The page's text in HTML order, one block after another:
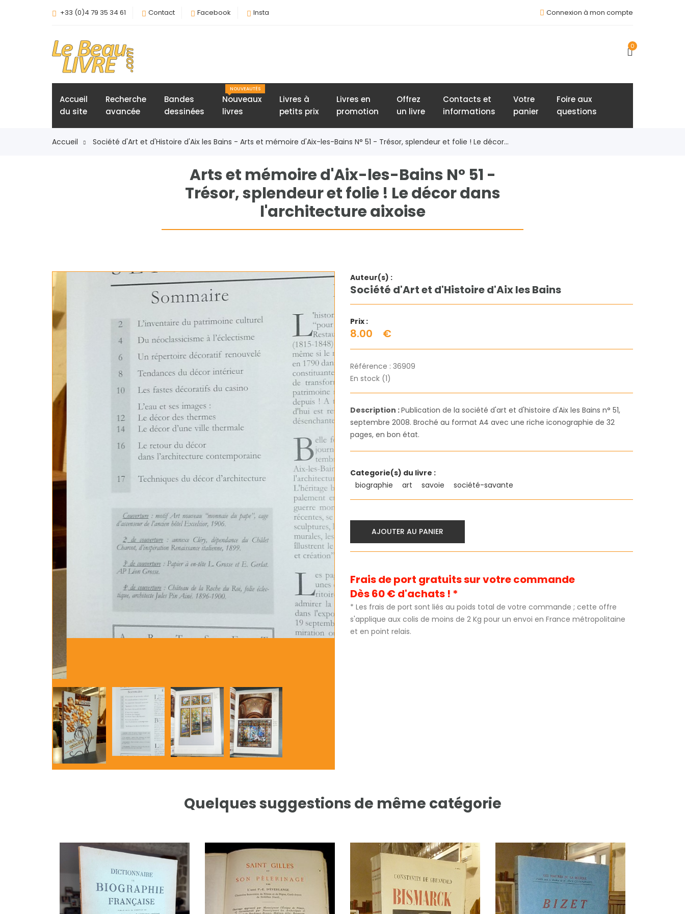
+33 (0)4 79 35 34 61 Contact Facebook Insta Connexion à mon compte
0
Accueil
du site
Recherche
avancée
Bandes
dessinées
Nouveaux
livres
NOUVEAUTÉS
Livres à
petits prix
Livres en
promotion
Offrez
un livre
Contacts et
informations
Votre
panier
Foire aux
questions
Accueil Société d'Art et d'Histoire d'Aix les Bains - Arts et mémoire d'Aix-les-Bains N° 51 - Trésor, splendeur et folie ! Le décor...
Arts et mémoire d'Aix-les-Bains N° 51 -
Trésor, splendeur et folie ! Le décor dans
l'architecture aixoise
Auteur(s) :
Société d'Art et d'Histoire d'Aix les Bains
Prix :
8.00 €
Référence : 36909
En stock (1)
Description :Publication de la société d'art et d'histoire d'Aix les Bains n° 51,
septembre 2008. Broché au format A4 avec une riche iconographie de 32
pages, en bon état.
Categorie(s) du livre :
biographie
art savoie société-savante
AJOUTER AU PANIER
Frais de port gratuits sur votre commande
Dès 60 € d'achats ! *
* Les frais de port sont liés au poids total de votre commande ; cette offre
s'applique aux colis de moins de 2 Kg pour un envoi en France métropolitaine
et en point relais.
Quelques suggestions de même catégorie